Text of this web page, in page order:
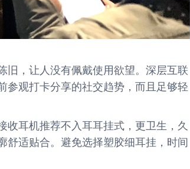
旧，让人没有佩戴使用欲望。深层互联
参观打卡分享的社交趋势，而且足够轻
收耳机推荐不入耳耳挂式，更卫生，久
舒适贴合。避免选择塑胶细耳挂，时间